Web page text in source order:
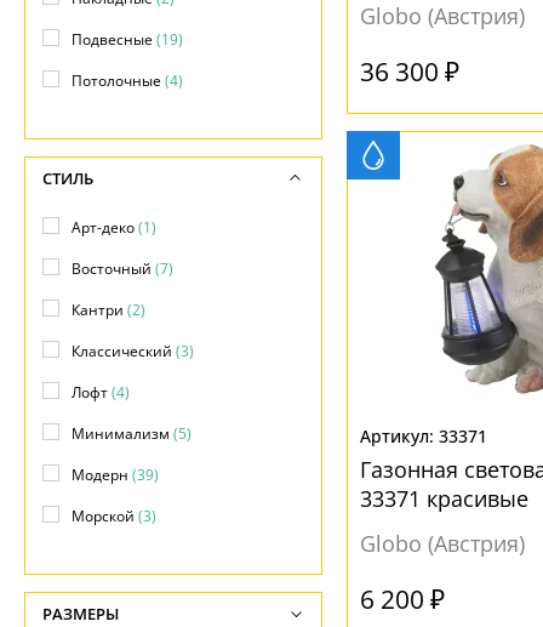
Globo (Австрия)
36 300 ₽
33371
Газонная
33371 красивые
Globo (Австрия)
6 200 ₽
Подвесные(19)
Потолочные(4)
Фонари(6)
СТИЛЬ
Арт-деко(1)
Восточный (7)
Кантри (2)
Классический (3)
Лофт(4)
Минимализм (5)
Модерн (39)
Морской (3)
Современный(81)
РАЗМЕРЫ